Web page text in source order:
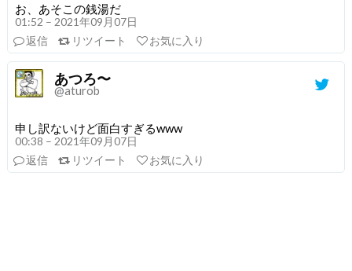
お、あそこの銭湯だ
01:52 – 2021年09月07日
返信
リツイート お気に入り
あつろ〜
@aturob
申し訳ないけど面白すぎるwww
00:38 – 2021年09月07日
返信
リツイート お気に入り